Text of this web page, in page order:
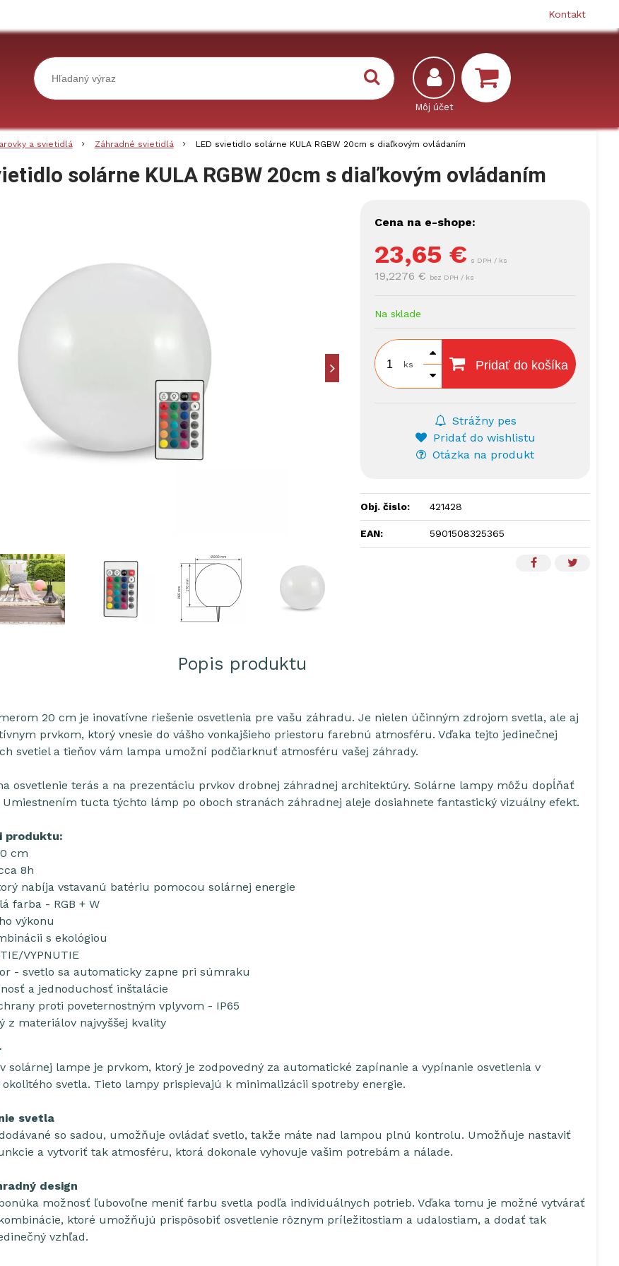
Kontakt
a svietidlá Záhradné svietidlá LED svietidlo solárne KULA RGBW 20cm s diaľkovým ovládaním
solárne KULA RGBW 20cm s diaľkovým ovládaním
Cena na e-shope:
23,65 € s DPH / ks
19,2276 € bez DPH / ks
Na sklade
ks Pridať do košíka
Strážny pes
Pridať do wishlistu
Otázka na produkt
Obj. čislo: 421428
EAN: 5901508325365
Popis produktu
20 cm je inovatívne riešenie osvetlenia pre vašu záhradu. Je nielen účinným zdrojom svetla, ale aj
prvkom, ktorý vnesie do vášho vonkajšieho priestoru farebnú atmosféru. Vďaka tejto jedinečnej
svetiel a tieňov vám lampa umožní podčiarknuť atmosféru vašej záhrady.
osvetlenie terás a na prezentáciu prvkov drobnej záhradnej architektúry. Solárne lampy môžu dopĺňať
tucta týchto lámp po oboch stranách záhradnej aleje dosiahnete fantastický vizuálny efekt.
produktu:
cm
8h
nabíja vstavanú batériu pomocou solárnej energie
farba - RGB + W
výkonu
s ekológiou
VYPNUTIE
- svetlo sa automaticky zapne pri súmraku
a jednoduchosť inštalácie
proti poveternostným vplyvom - IP65
z materiálov najvyššej kvality
solárnej lampe je prvkom, ktorý je zodpovedný za automatické zapínanie a vypínanie osvetlenia v
svetla. Tieto lampy prispievajú k minimalizácii spotreby energie.
svetla
so sadou, umožňuje ovládať svetlo, takže máte nad lampou plnú kontrolu. Umožňuje nastaviť
a vytvoriť tak atmosféru, ktorá dokonale vyhovuje vašim potrebám a nálade.
design
možnosť ľubovoľne meniť farbu svetla podľa individuálnych potrieb. Vďaka tomu je možné vytvárať
ktoré umožňujú prispôsobiť osvetlenie rôznym príležitostiam a udalostiam, a dodať tak
vzhľad.